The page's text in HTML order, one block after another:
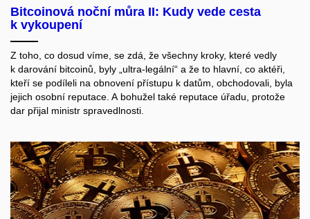
Bitcoinová noční můra II: Kudy vede cesta
k vykoupení
Z toho, co dosud víme, se zdá, že všechny kroky, které vedly
k darování bitcoinů, byly „ultra-legální“ a že to hlavní, co aktéři,
kteří se podíleli na obnovení přístupu k datům, obchodovali, byla
jejich osobní reputace. A bohužel také reputace úřadu, protože
dar přijal ministr spravedlnosti.